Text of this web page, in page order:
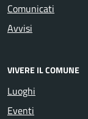
Comunicati
Avvisi
VIVERE IL COMUNE
Luoghi
Eventi